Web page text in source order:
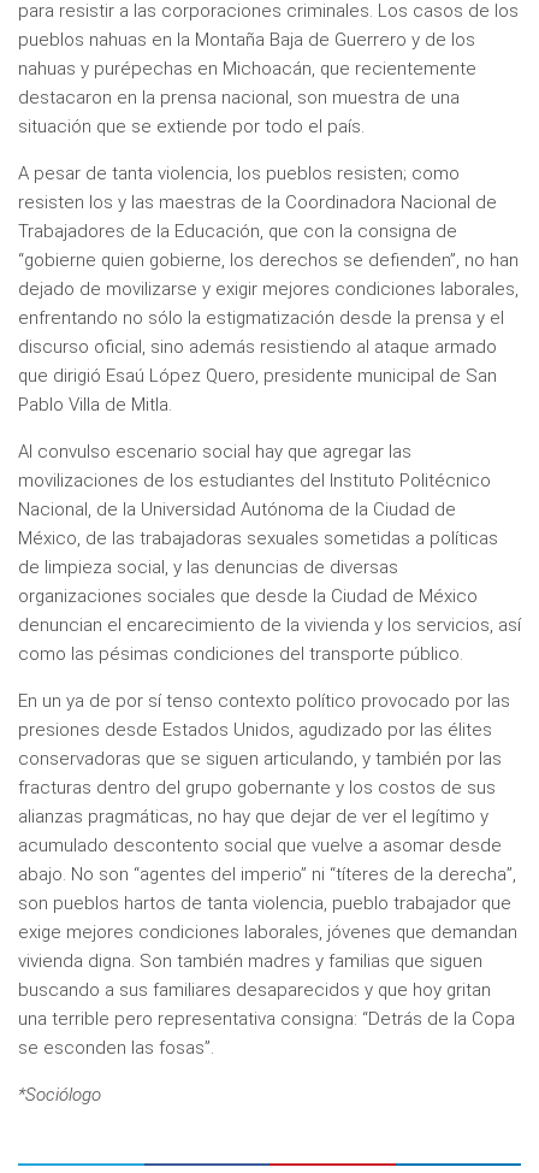
para resistir a las corporaciones criminales. Los casos de los
pueblos nahuas en la Montaña Baja de Guerrero y de los
nahuas y purépechas en Michoacán, que recientemente
destacaron en la prensa nacional, son muestra de una
situación que se extiende por todo el país.
A pesar de tanta violencia, los pueblos resisten; como
resisten los y las maestras de la Coordinadora Nacional de
Trabajadores de la Educación, que con la consigna de
“gobierne quien gobierne, los derechos se defienden”, no han
dejado de movilizarse y exigir mejores condiciones laborales,
enfrentando no sólo la estigmatización desde la prensa y el
discurso oficial, sino además resistiendo al ataque armado
que dirigió Esaú López Quero, presidente municipal de San
Pablo Villa de Mitla.
Al convulso escenario social hay que agregar las
movilizaciones de los estudiantes del Instituto Politécnico
Nacional, de la Universidad Autónoma de la Ciudad de
México, de las trabajadoras sexuales sometidas a políticas
de limpieza social, y las denuncias de diversas
organizaciones sociales que desde la Ciudad de México
denuncian el encarecimiento de la vivienda y los servicios, así
como las pésimas condiciones del transporte público.
En un ya de por sí tenso contexto político provocado por las
presiones desde Estados Unidos, agudizado por las élites
conservadoras que se siguen articulando, y también por las
fracturas dentro del grupo gobernante y los costos de sus
alianzas pragmáticas, no hay que dejar de ver el legítimo y
acumulado descontento social que vuelve a asomar desde
abajo. No son “agentes del imperio” ni “títeres de la derecha”,
son pueblos hartos de tanta violencia, pueblo trabajador que
exige mejores condiciones laborales, jóvenes que demandan
vivienda digna. Son también madres y familias que siguen
buscando a sus familiares desaparecidos y que hoy gritan
una terrible pero representativa consigna: “Detrás de la Copa
se esconden las fosas”.
*Sociólogo